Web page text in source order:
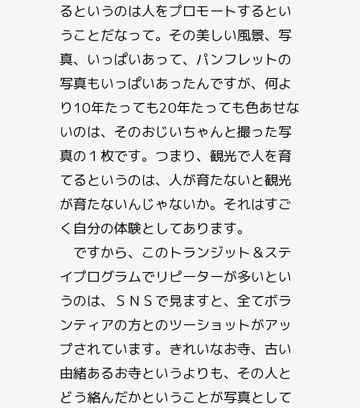
るというのは人をプロモートするとい
うことだなって。その美しい風景、写
真、いっぱいあって、パンフレットの
写真もいっぱいあったんですが、何よ
り10年たっても20年たっても色あせな
いのは、そのおじいちゃんと撮った写
真の１枚です。つまり、観光で人を育
てるというのは、人が育たないと観光
が育たないんじゃないか。それはすご
く自分の体験としてあります。
ですから、このトランジット＆ステ
イプログラムでリピーターが多いとい
うのは、ＳＮＳで見ますと、全てボラ
ンティアの方とのツーショットがアッ
プされています。きれいなお寺、古い
由緒あるお寺というよりも、その人と
どう絡んだかということが写真として